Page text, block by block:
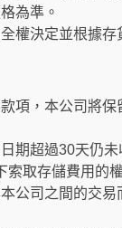
為準。
權決定並根據存
項，本公司將
期超過30天仍
索取存儲費用的
公司之間的交